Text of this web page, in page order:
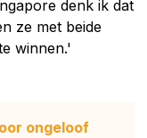
denk ik dat
ze met beide
winnen.'
ongeloof